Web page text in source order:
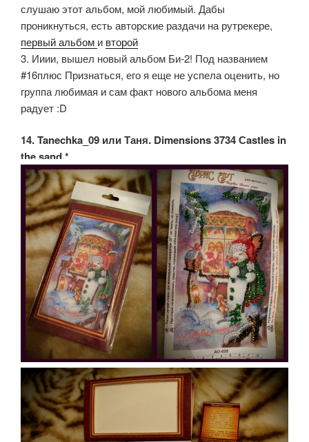
слушаю этот альбом, мой любимый. Дабы
проникнуться, есть авторские раздачи на рутрекере,
первый альбом и второй
3. Ииии, вышел новый альбом Би-2! Под названием
#16плюс Признаться, его я еще не успела оценить, но
группа любимая и сам факт нового альбома меня
радует :D
14. Tanechka_09 или Таня. Dimensions 3734 Сastles in
the sand.*